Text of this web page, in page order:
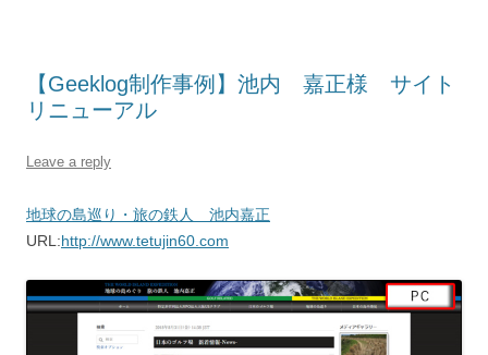
【Geeklog制作事例】池内 嘉正様 サイト
リニューアル
Leave a reply
地球の島巡り・旅の鉄人 池内嘉正
URL:http://www.tetujin60.com